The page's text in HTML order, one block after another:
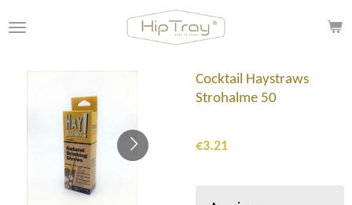
to
Cocktail Haystraws
Strohalme 50
€3.21